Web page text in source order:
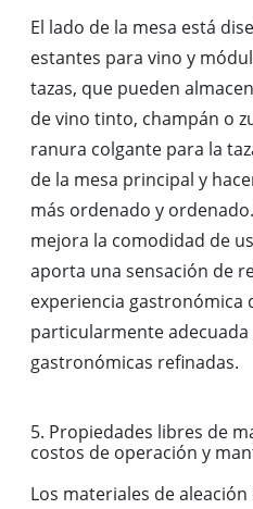
El lado de la mesa está
estantes para vino y
tazas, que pueden
de vino tinto, champán o
ranura colgante para la
de la mesa principal y
más ordenado y
mejora la comodidad de
aporta una sensación de
experiencia gastronómica
particularmente adecuada
gastronómicas refinadas.
5. Propiedades libres de
costos de operación y
Los materiales de